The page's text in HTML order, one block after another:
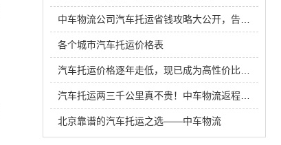
各个城市汽车托运价格表
北京靠谱的汽车托运之选——中车物流